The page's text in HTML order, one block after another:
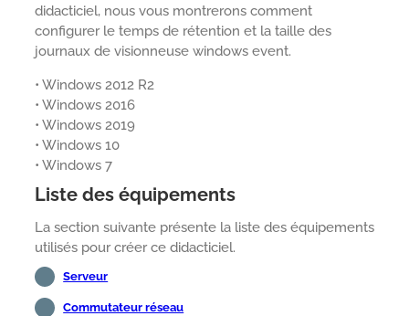
didacticiel, nous vous montrerons comment
configurer le temps de rétention et la taille des
journaux de visionneuse windows event.
• Windows 2012 R2
• Windows 2016
• Windows 2019
• Windows 10
• Windows 7
Liste des équipements
La section suivante présente la liste des équipements
utilisés pour créer ce didacticiel.
Serveur
Commutateur réseau